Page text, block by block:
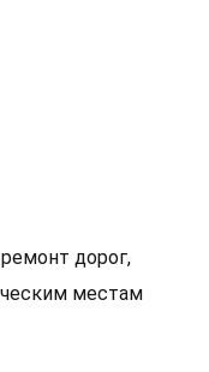
дорог,
местам